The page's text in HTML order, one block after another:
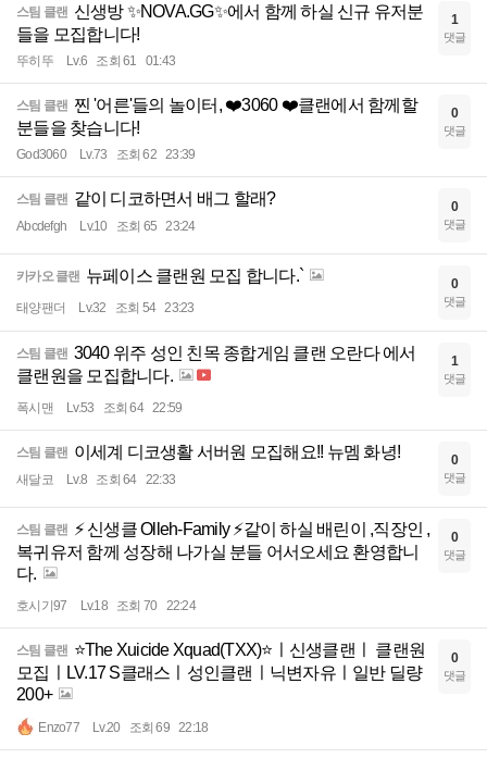
스팀 클랜 신생방 ✨NOVA.GG✨에서 함께 하실 신규 유저분
들을 모집합니다!
뚜히뚜 Lv.6 조회 61 01:43
1
댓글
스팀 클랜 찐 '어른'들의 놀이터, ❤️3060 ❤️클랜에서 함께할
분들을 찾습니다!
God3060 Lv.73 조회 62 23:39
0
댓글
스팀 클랜 같이 디코하면서 배그 할래?
Abcdefgh Lv.10 조회 65 23:24
0
댓글
카카오 클랜 뉴페이스 클랜원 모집 합니다.`
태양팬더 Lv.32 조회 54 23:23
0
댓글
스팀 클랜 3040 위주 성인 친목 종합게임 클랜 오란다 에서
클랜원을 모집합니다.
폭시맨 Lv.53 조회 64 22:59
1
댓글
스팀 클랜 이세계 디코생활 서버원 모집해요!! 뉴멤 화녕!
새달코 Lv.8 조회 64 22:33
0
댓글
스팀 클랜 ⚡ 신생클 Olleh-Family ⚡같이 하실 배린이 ,직장인 ,
복귀유저 함께 성장해 나가실 분들 어서오세요 환영합니
다.
호시기97 Lv.18 조회 70 22:24
0
댓글
스팀 클랜 ⭐The Xuicide Xquad(TXX)⭐ㅣ신생클랜ㅣ 클랜원
모집ㅣLV.17 S클래스ㅣ성인클랜ㅣ닉변자유ㅣ일반 딜량
200+
Enzo77 Lv.20 조회 69 22:18
0
댓글